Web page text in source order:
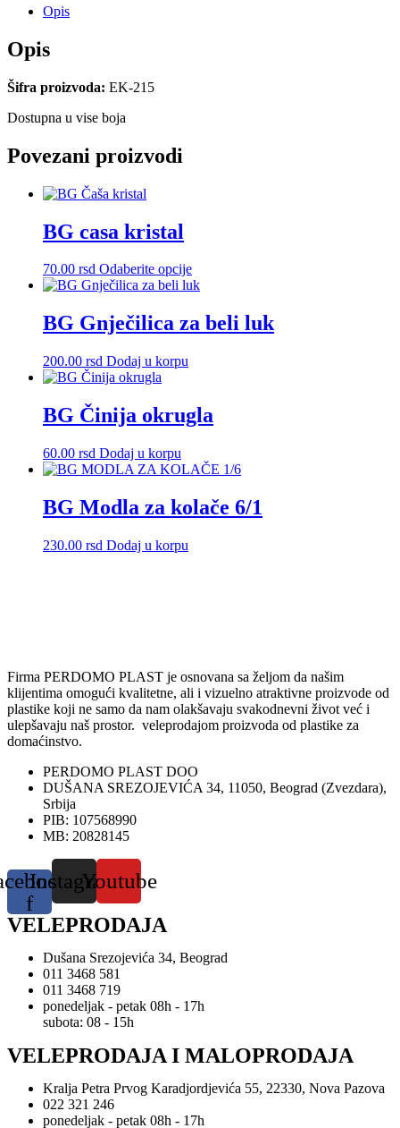
količina
Opis
Opis
Šifra proizvoda: EK-215
Dostupna u vise boja
Povezani proizvodi
BG casa kristal
70.00 rsd Odaberite opcijeOvaj
proizvod
više
varijanti.
na
stranici
BG Gnječilica za beli luk
200.00 rsd Dodaj u korpu
BG Činija okrugla
60.00 rsd Dodaj u korpu
BG Modla za kolače 6/1
230.00 rsd Dodaj u korpu
Firma PERDOMO PLAST je osnovana sa željom da našim
klijentima omogući kvalitetne, ali i vizuelno atraktivne proizvode od
plastike koji ne samo da nam olakšavaju svakodnevni život već i
ulepšavaju naš prostor. veleprodajom proizvoda od plastike za
domaćinstvo.
PERDOMO PLAST DOO
DUŠANA SREZOJEVIĆA 34, 11050, Beograd (Zvezdara),
Srbija
PIB: 107568990
MB: 20828145
f
InstagramYoutube
VELEPRODAJA
Dušana Srezojevića 34, Beograd
011 3468 581
011 3468 719
ponedeljak - petak 08h - 17h
subota: 08 - 15h
VELEPRODAJA I MALOPRODAJA
Kralja Petra Prvog Karadjordjevića 55, 22330, Nova Pazova
022 321 246
ponedeljak - petak 08h - 17h